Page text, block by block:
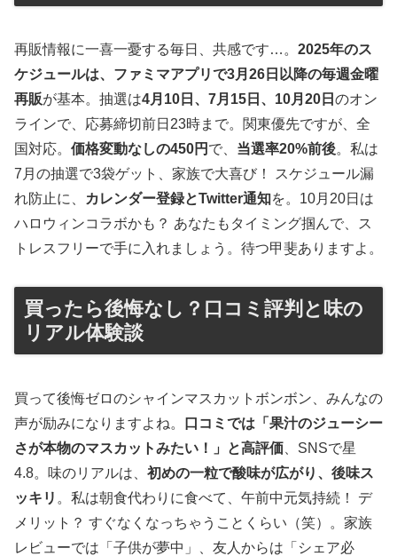
再販情報に一喜一憂する毎日、共感です…。 2025年のス
ケジュールは、ファミマアプリで3月26日以降の毎週金曜
再販が基本。抽選は4月10日、7月15日、10月20日 のオン
ラインで、応募締切前日23時まで。関東優先ですが、全
国対応。 価格変動なしの450円 で、 当選率20%前後。私は
7月の抽選で3袋ゲット、家族で大喜び！ スケジュール漏
れ防止に、
カレンダー登録とTwitter通知を。10月20日は
ハロウィンコラボかも？ あなたもタイミング掴んで、ス
トレスフリーで手に入れましょう。待つ甲斐ありますよ。
買ったら後悔なし？口コミ評判と味の
リアル体験談
買って後悔ゼロのシャインマスカットボンボン、みんなの
声が励みになりますよね。
口コミでは「果汁のジューシー
さが本物のマスカットみたい！」と高評価 、SNSで星
4.8。味のリアルは、 初めの一粒で酸味が広がり、後味ス
ッキリ 。私は朝食代わりに食べて、午前中元気持続！ デ
メリット？ すぐなくなっちゃうことくらい（笑）。家族
レビューでは「子供が夢中」、友人からは「シェア必